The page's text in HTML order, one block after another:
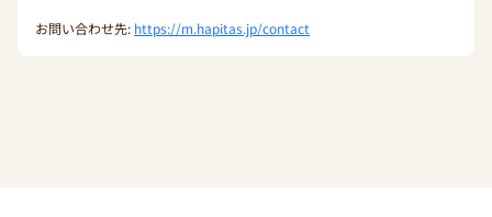
お問い合わせ先: https://m.hapitas.jp/contact